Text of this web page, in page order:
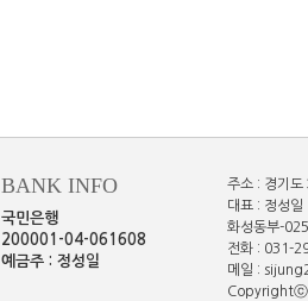
BANK INFO
국민은행
200001-04-061608
예금주 : 정성일
주소 : 경기
대표 : 정성
화성동부-
전화 : 031-
메일 :